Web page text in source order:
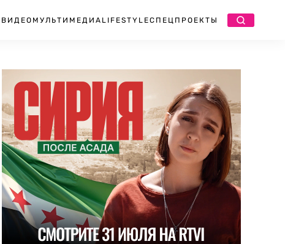
ВИДЕО МУЛЬТИМЕДИА LIFESTYLEСПЕЦПРОЕКТЫ